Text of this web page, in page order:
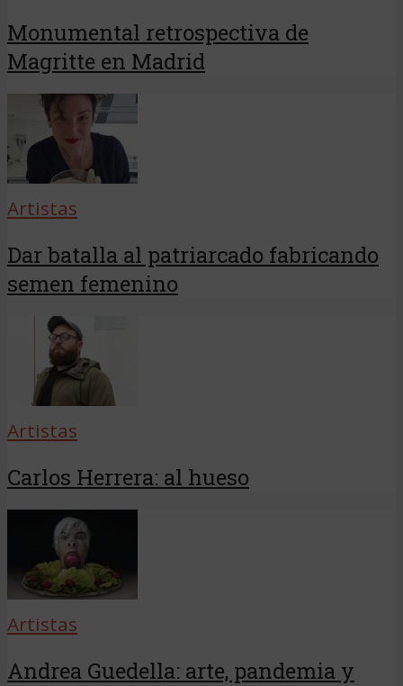
Monumental retrospectiva de
Magritte en Madrid
Artistas
Dar batalla al patriarcado fabricando
semen femenino
Artistas
Carlos Herrera: al hueso
Artistas
Andrea Guedella: arte, pandemia y